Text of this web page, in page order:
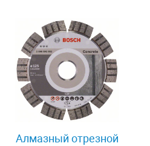
Алмазный отрезной